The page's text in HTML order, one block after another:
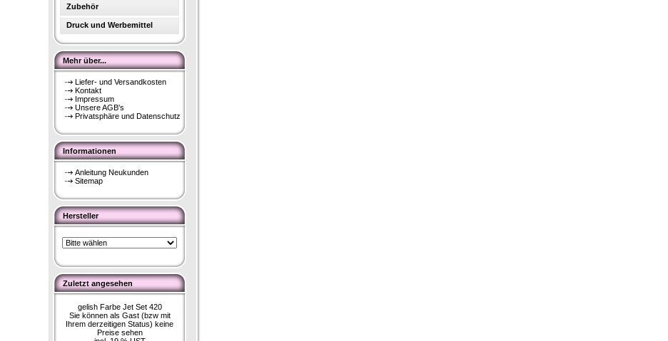
Zubehör
Druck und Werbemittel
Mehr über...
Liefer- und Versandkosten
Kontakt
Impressum
Unsere AGB's
Privatsphäre und Datenschutz
Informationen
Anleitung Neukunden
Sitemap
Hersteller
Zuletzt angesehen
gelish Farbe Jet Set 420
Sie können als Gast (bzw mit
Ihrem derzeitigen Status) keine
Preise sehen